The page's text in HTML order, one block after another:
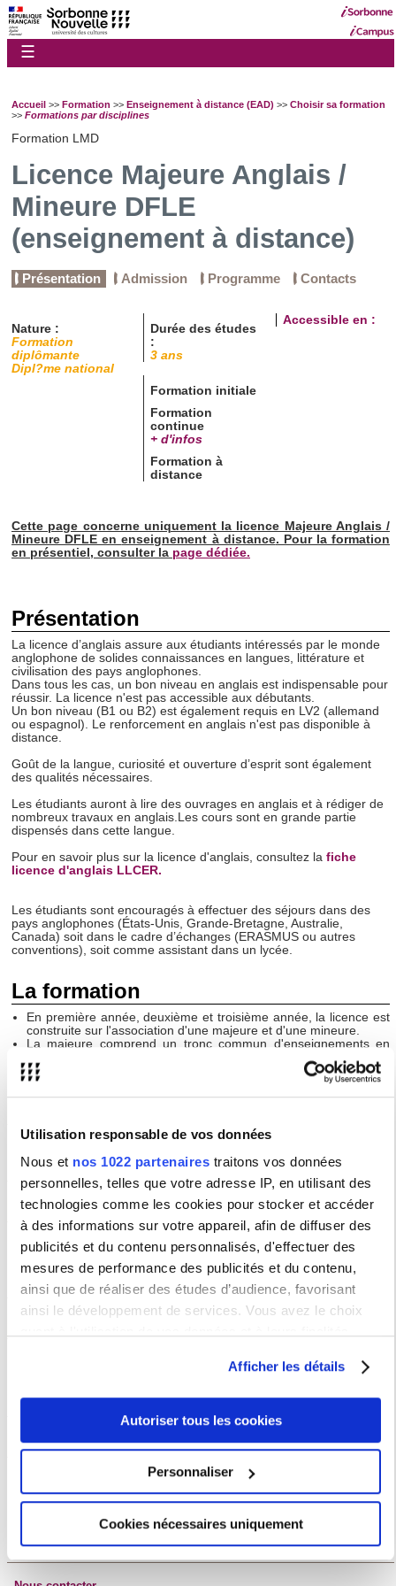
Utilisation responsable de vos données
Nous et nos 1022 partenaires traitons vos données
personnelles, telles que votre adresse IP, en utilisant des
technologies comme les cookies pour stocker et accéder
à des informations sur votre appareil, afin de diffuser des
publicités et du contenu personnalisés, d'effectuer des
mesures de performance des publicités et du contenu,
ainsi que de réaliser des études d’audience, favorisant
ainsi le développement de services. Vous avez le choix
moment en consultant la Déclaration relative aux cookies
ou en cliquant sur l'icône de confidentialité.
Si vous le permettez, nous aimerions également :
géographique qui peuvent être précises à plusieurs
mètres près
Identifier votre appareil en l'analysant activement
pour en relever les caractéristiques spécifiques
Afficher les détails
Autoriser tous les cookies
Personnaliser
Cookies nécessaires uniquement
☰
Accueil >> Formation >> Enseignement à distance (EAD) >> Choisir sa formation
>> Formations par disciplines
Formation LMD
Licence Majeure Anglais /
Mineure DFLE
(enseignement à distance)
Présentation Admission Programme Contacts
Nature :
Formation
diplômante
Dipl?me national
Durée des études
:
3 ans
Accessible en :
Formation initiale
Formation
continue
+ d'infos
Formation à
distance
Cette page concerne uniquement la licence Majeure Anglais /
Mineure DFLE enenseignement à distance. Pour la formation
en présentiel, consulter la page dédiée.
Présentation
La licence d’anglais assure aux étudiants intéressés par le monde
anglophone de solides connaissances en langues, littérature et
civilisation des pays anglophones.
Dans tous les cas, un bon niveau en anglais est indispensable pour
réussir. La licence n'est pas accessible aux débutants.
Un bon niveau (B1 ou B2) est également requis en LV2 (allemand
ou espagnol). Le renforcement en anglais n'est pas disponible à
distance.
Goût de la langue, curiosité et ouverture d’esprit sont également
des qualités nécessaires.
Les étudiants auront à lire des ouvrages en anglais et à rédiger de
nombreux travaux en anglais.Les cours sont en grande partie
dispensés dans cette langue.
Pour en savoir plus sur la licence d'anglais, consultez la fiche
licence d'anglais LLCER.
Les étudiants sont encouragés à effectuer des séjours dans des
pays anglophones (États-Unis, Grande-Bretagne, Australie,
Canada) soit dans le cadre d’échanges (ERASMUS ou autres
conventions), soit comme assistant dans un lycée.
La formation
En première année, deuxième et troisième année, la licence est
construite sur l'association d'une majeure et d'une mineure.
La majeure comprend un tronc commun d'enseignements en
À cette majeure est associée la mineure.
Réunions de rentrée 2024/25
Nouvelle
Archives
Un Clic, un Titre #8 : Écrire la muséologie.
L'enseignement à distance a reçu la mission de l'université de
Reykjavik
MOOC interculturalité
Glossaire
Toutes les définitions dans notre glossaire